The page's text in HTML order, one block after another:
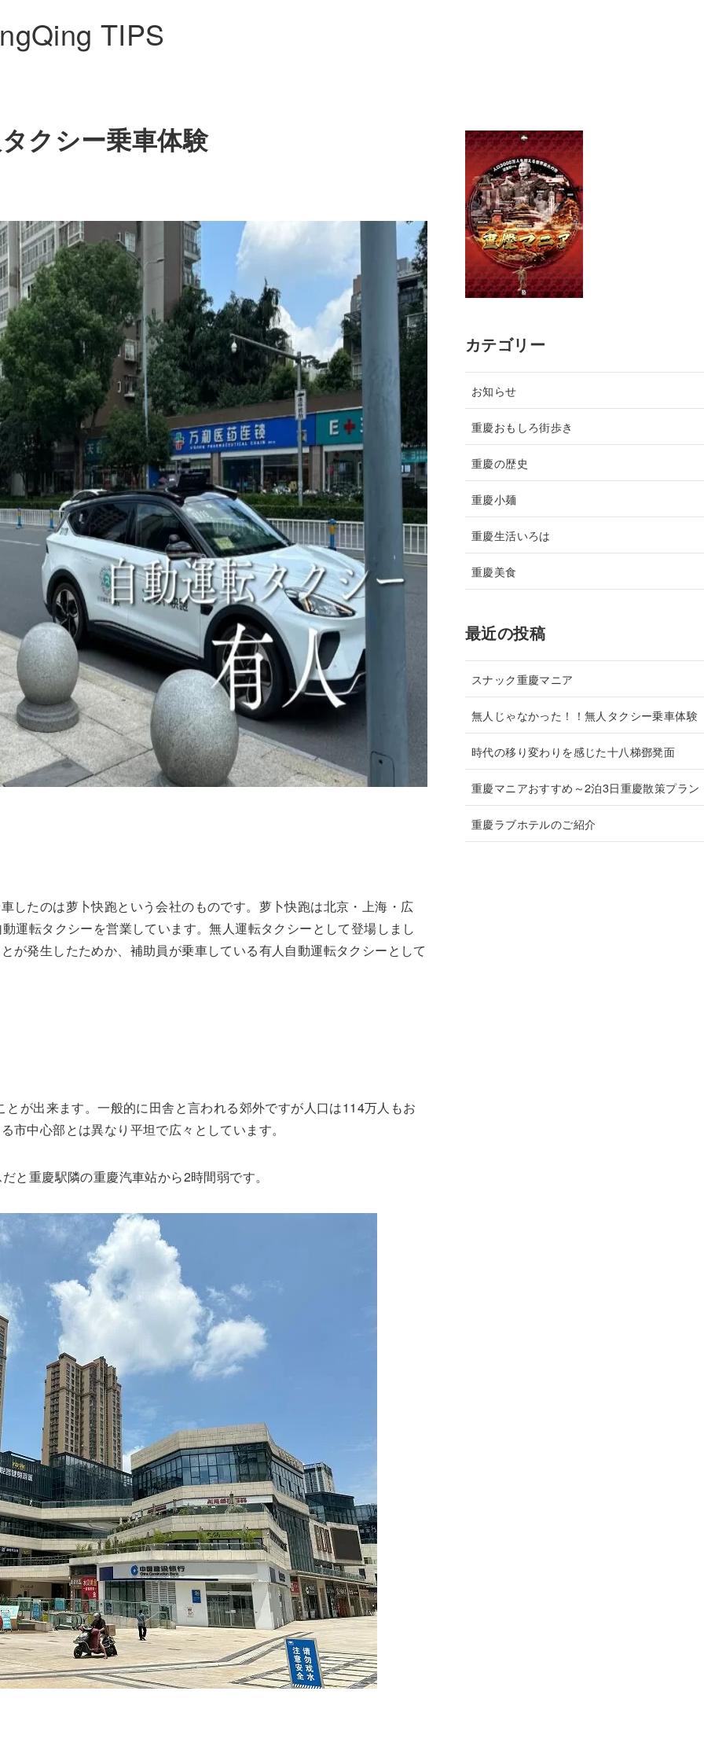
TIPS
クシー乗車体験
したのは萝卜快跑という会社のものです。萝卜快跑は北京・上海・広
運転タクシーを営業しています。無人運転タクシーとして登場しまし
が発生したためか、補助員が乗車している有人自動運転タクシーとして
が出来ます。一般的に田舎と言われる郊外ですが人口は114万人もお
中心部とは異なり平坦で広々としています。
と重慶駅隣の重慶汽車站から2時間弱です。
カテゴリー
お知らせ
重慶おもしろ街歩き
重慶の歴史
重慶小麺
重慶生活いろは
重慶美食
最近の投稿
スナック重慶マニア
無人じゃなかった！！無人タクシー乗車体験
時代の移り変わりを感じた十八梯鄧凳面
重慶マニアおすすめ～2泊3日重慶散策プラン
重慶ラブホテルのご紹介